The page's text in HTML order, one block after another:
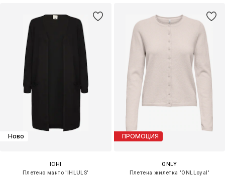
Ново
ICHI
Плетено манто 'IHLULS'
ПРОМОЦИЯ
ONLY
Плетена жилетка 'ONLLoyal'